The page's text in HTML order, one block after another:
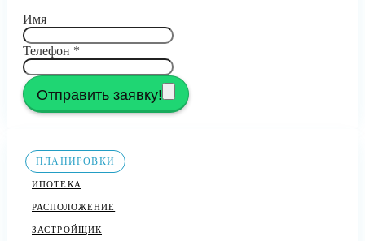
Имя
Телефон *
Отправить заявку!
ПЛАНИРОВКИ
ИПОТЕКА
РАСПОЛОЖЕНИЕ
ЗАСТРОЙЩИК